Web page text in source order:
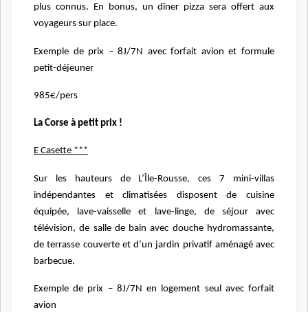
plus connus. En bonus, un dîner pizza sera offert aux
voyageurs sur place.
Exemple de prix – 8J/7N avec forfait avion et formule
petit-déjeuner
985€/pers
La Corse à petit prix !
E Casette ***
Sur les hauteurs de L’Île-Rousse, ces 7 mini-villas
indépendantes etclimatisées disposent de cuisine
équipée, lave-vaisselle et lave-linge, de séjour avec
télévision, de salle de bain avec douche hydromassante,
de terrasse couverte et d’un jardin privatif aménagé avec
barbecue.
Exemple de prix – 8J/7N en logement seul avec forfait
avion